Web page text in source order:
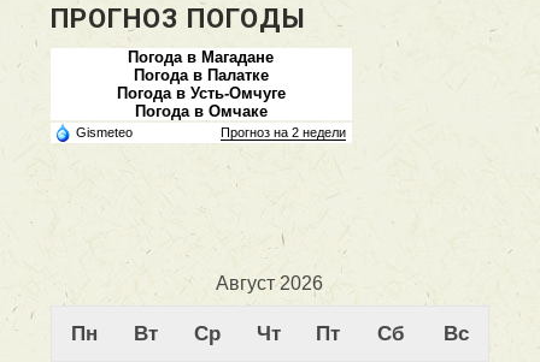
ПРОГНОЗ ПОГОДЫ
Погода в Магадане
Погода в Палатке
Погода в Усть-Омчуге
Погода в Омчаке
Gismeteo Прогноз на 2 недели
Август 2026
Пн Вт Ср Чт Пт Сб Вс